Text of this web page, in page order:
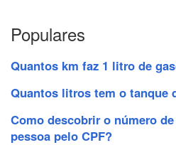
Populares
Quantos km faz 1 litro de
Quantos litros tem o tanque
Como descobrir o número
pessoa pelo CPF?